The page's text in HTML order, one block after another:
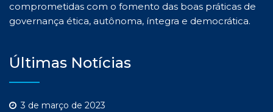
comprometidas com o fomento das boas práticas de
governança ética, autônoma, íntegra e democrática.
Últimas Notícias
3 de março de 2023